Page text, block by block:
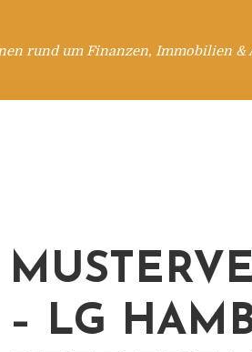
rund um Finanzen, Immobilien &
– LG